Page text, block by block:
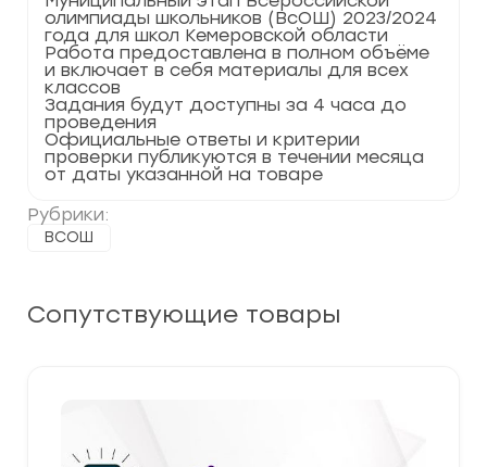
олимпиады школьников (ВсОШ) 2023/2024
года для школ Кемеровской области
Работа предоставлена в полном объёме
и включает в себя материалы для всех
классов
Задания будут доступны за 4 часа до
проведения
Официальные ответы и критерии
проверки публикуются в течении месяца
от даты указанной на товаре
Рубрики:
ВСОШ
2024
учебный
год
по
Кемеровской
области
42
регион
Сопутствующие товары